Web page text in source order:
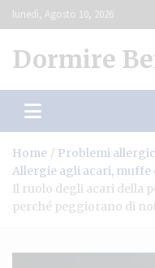
Skip
to
lunedì, Agosto 10, 2026
Dormire
Home
Problemi
Allergie agli acari, muffe
Il ruolo degli acari della
perché peggiorano di